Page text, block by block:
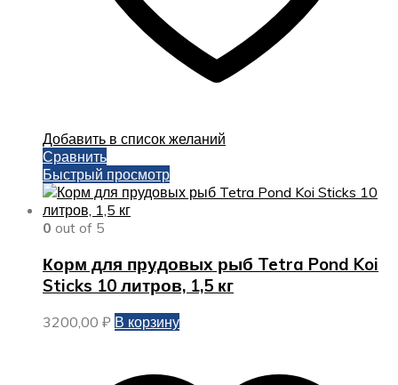
Добавить в список желаний
Сравнить
Быстрый просмотр
0 out of 5
Корм для прудовых рыб Tetra Pond Koi
Sticks 10 литров, 1,5 кг
3200,00 ₽ В корзину